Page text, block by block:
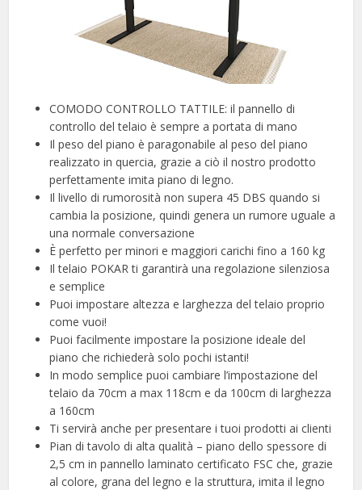
COMODO CONTROLLO TATTILE: il pannello di
controllo del telaio è sempre a portata di mano
Il peso del piano è paragonabile al peso del piano
realizzato in quercia, grazie a ciò il nostro prodotto
perfettamente imita piano di legno.
Il livello di rumorosità non supera 45 DBS quando si
cambia la posizione, quindi genera un rumore uguale a
una normale conversazione
È perfetto per minori e maggiori carichi fino a 160 kg
Il telaio POKAR ti garantirà una regolazione silenziosa
e semplice
Puoi impostare altezza e larghezza del telaio proprio
come vuoi!
Puoi facilmente impostare la posizione ideale del
piano che richiederà solo pochi istanti!
In modo semplice puoi cambiare l’impostazione del
telaio da 70cm a max 118cm e da 100cm di larghezza
a 160cm
Ti servirà anche per presentare i tuoi prodotti ai clienti
Pian di tavolo di alta qualità – piano dello spessore di
2,5 cm in pannello laminato certificato FSC che, grazie
al colore, grana del legno e la struttura, imita il legno